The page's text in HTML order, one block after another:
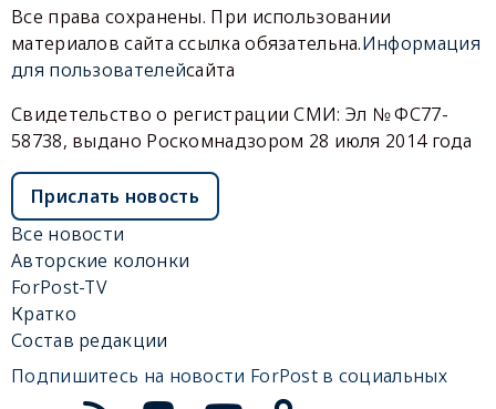
Все права сохранены. При использовании
материалов сайта ссылка обязательна.Информация
для пользователейсайта
Свидетельство о регистрации СМИ: Эл № ФС77-
58738, выдано Роскомнадзором 28 июля 2014 года
Прислать новость
Все новости
Авторские колонки
ForPost-TV
Кратко
Состав редакции
Подпишитесь на новости ForPost в социальных